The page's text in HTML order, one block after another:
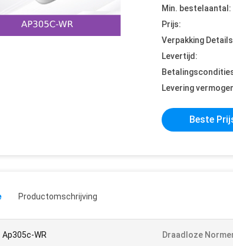
Min. bestelaantal:
Prijs:
Verpakking
Levertijd:
Levering
Beste
Productomschrijving
Ap305c-WR Draadloze